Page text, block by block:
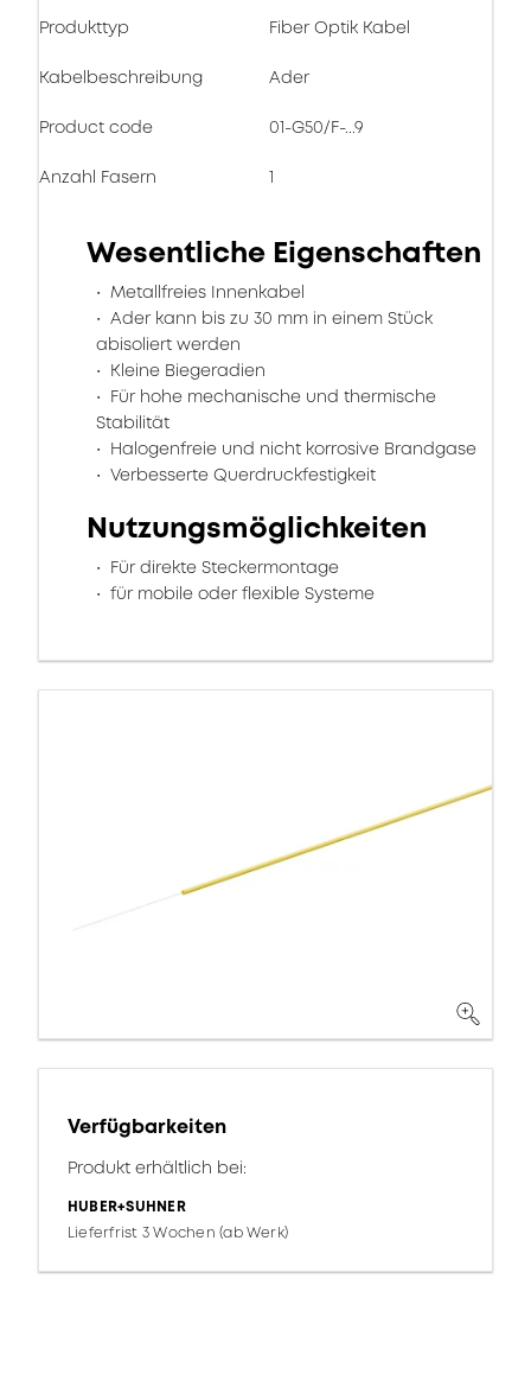
Produkttyp Fiber Optik Kabel
Kabelbeschreibung Ader
Product code 01-G50/F-...9
Anzahl Fasern 1
Wesentliche Eigenschaften
Metallfreies Innenkabel
Ader kann bis zu 30 mm in einem Stück
abisoliert werden
Kleine Biegeradien
Für hohe mechanische und thermische
Stabilität
Halogenfreie und nicht korrosive Brandgase
Verbesserte Querdruckfestigkeit
Nutzungsmöglichkeiten
Für direkte Steckermontage
für mobile oder flexible Systeme
Verfügbarkeiten
Produkt erhältlich bei:
HUBER+SUHNER
Lieferfrist 3 Wochen (ab Werk)